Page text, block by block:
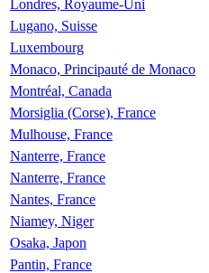
Londres, Royaume-Uni
Lugano, Suisse
Luxembourg
Monaco, Principauté de Monaco
Montréal, Canada
Morsiglia (Corse), France
Mulhouse, France
Nanterre, France
Nanterre, France
Nantes, France
Niamey, Niger
Osaka, Japon
Pantin, France